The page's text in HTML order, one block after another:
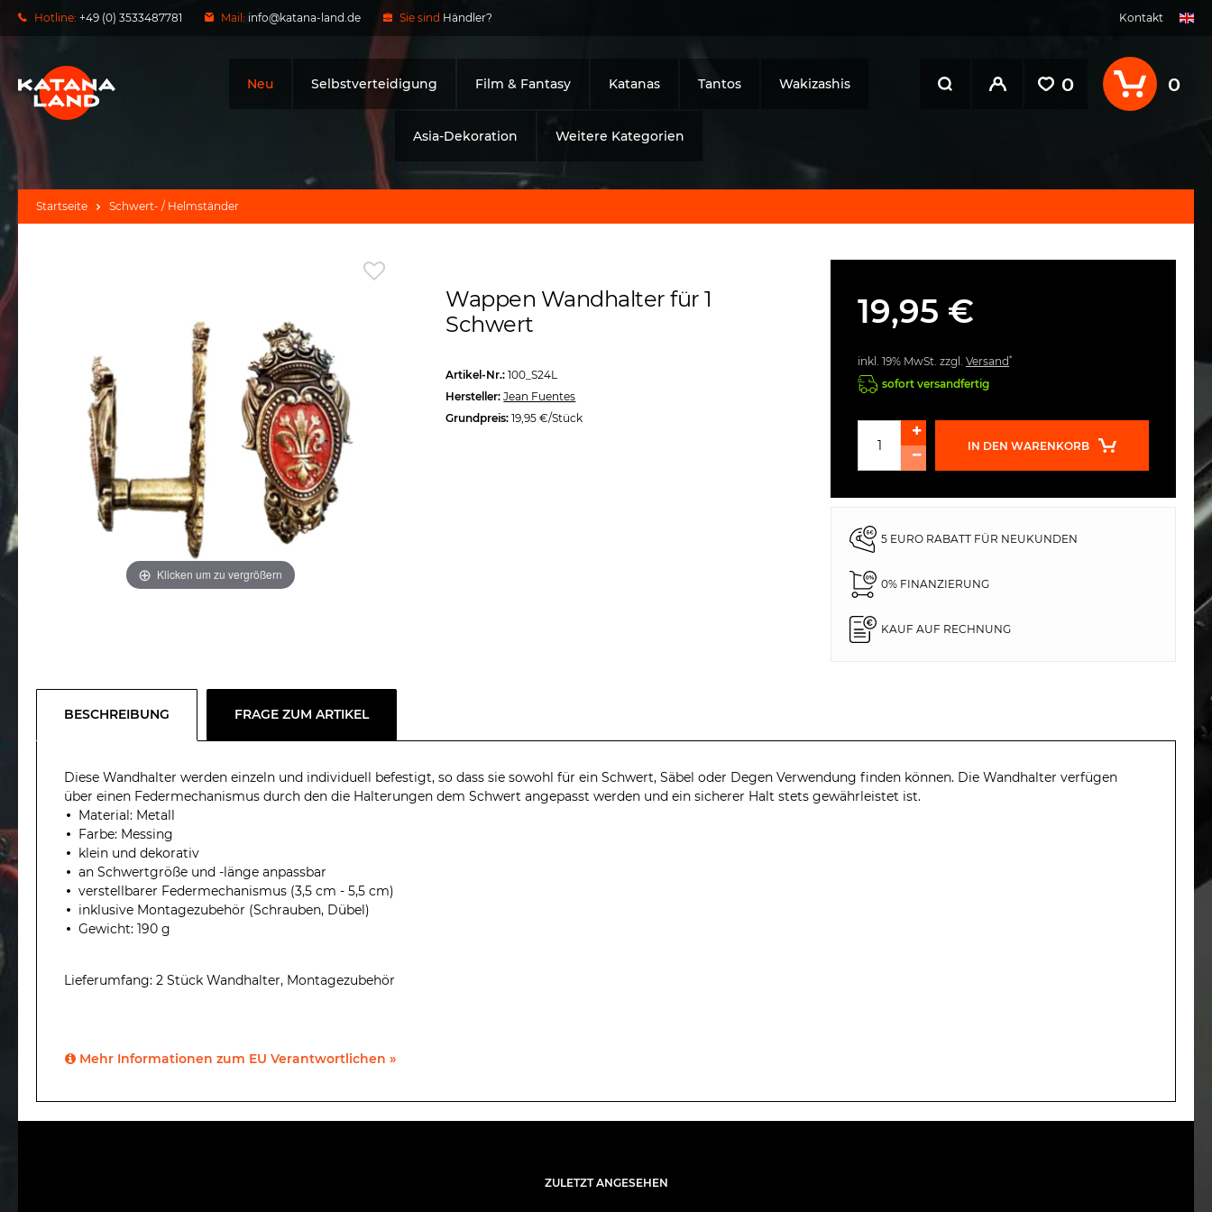
Hotline: +49 (0) 3533487781 Mail: info@katana-land.de Sie sind Händler? Kontakt
Neu Selbstverteidigung Film & Fantasy Katanas Tantos Wakizashis
Asia-Dekoration Weitere Kategorien
0 0
Startseite Schwert- / Helmständer
Klicken um zu vergrößern
Wappen Wandhalter für 1
Schwert
Artikel-Nr.: 100_S24L
Hersteller: Jean Fuentes
Grundpreis: 19,95 €/Stück
19,95 €
inkl. 19% MwSt. zzgl. Versand*
sofort versandfertig
IN DEN WARENKORB
5 EURO RABATT FÜR NEUKUNDEN
0% FINANZIERUNG
KAUF AUF RECHNUNG
BESCHREIBUNG FRAGE ZUM ARTIKEL
Diese Wandhalter werden einzeln und individuell befestigt, so dass sie sowohl für ein Schwert, Säbel oder Degen Verwendung finden können. Die Wandhalter verfügen
über einen Federmechanismus durch den die Halterungen dem Schwert angepasst werden und ein sicherer Halt stets gewährleistet ist.
Material: Metall
Farbe: Messing
klein und dekorativ
an Schwertgröße und -länge anpassbar
verstellbarer Federmechanismus (3,5 cm - 5,5 cm)
inklusive Montagezubehör (Schrauben, Dübel)
Gewicht: 190 g
Lieferumfang: 2 Stück Wandhalter, Montagezubehör
Mehr Informationen zum EU Verantwortlichen »
ZULETZT ANGESEHEN